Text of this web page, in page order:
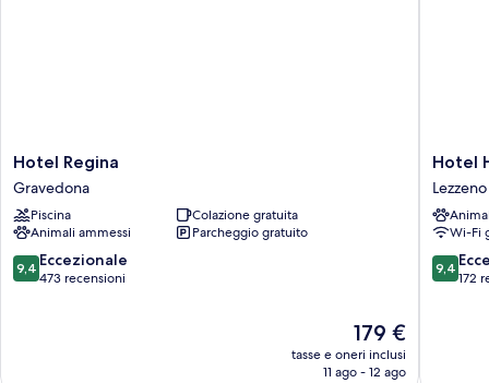
Hotel
Regina
Gravedona
Hotel Regina
Gravedona
Piscina
Colazione gratuita
Animali ammessi
Parcheggio gratuito
9.4
su
9,4 Eccezionale
473 recensioni
Il
prezzo
attuale
179 €
tasse e oneri inclusi
11 ago - 12 ago
Hotel
Helvetia
Lezzeno
Hotel
Lezzeno
Wi-Fi
9.4
su
9,4
172